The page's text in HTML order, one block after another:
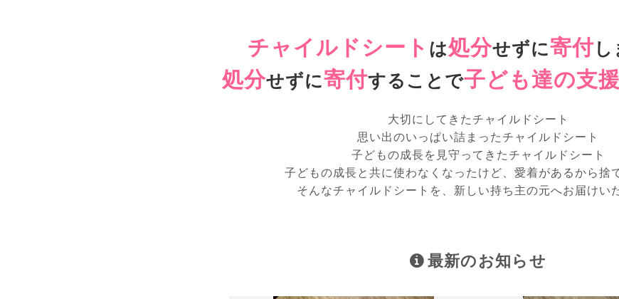
チャイルドシート は処分せずに寄付
処分せずに寄付することで子ども達の支援
大切にしてきたチャイルドシート
思い出のいっぱい詰まったチャイルドシート
子どもの成長を見守ってきたチャイルドシート
子どもの成長と共に使わなくなったけど、愛着があるから捨
そんなチャイルドシートを、新しい持ち主の元へお届けい
最新のお知らせ